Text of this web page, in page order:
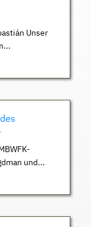
Unser
und...